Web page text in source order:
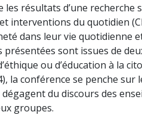
résultats d’une
interventions du quotidien
dans leur vie
présentées sont issues de
ou d’éducation à la
la conférence se penche
du discours des
groupes.